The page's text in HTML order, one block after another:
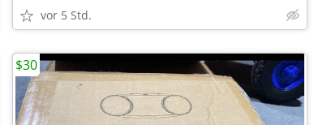
vor 5 Std.
$30